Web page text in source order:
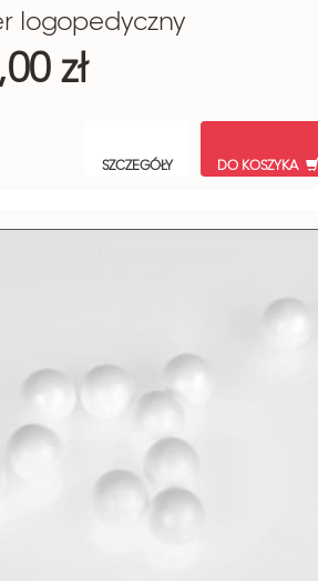
logopedyczny
zł
SZCZEGÓŁY DO KOSZYKA